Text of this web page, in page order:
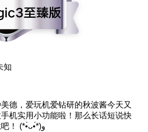
知
德，爱玩机爱钻研的秋波酱今天又
机实用小功能啦！那么长话短说快
来和我一探究竟吧！ (*•̀ᴗ•́*)و